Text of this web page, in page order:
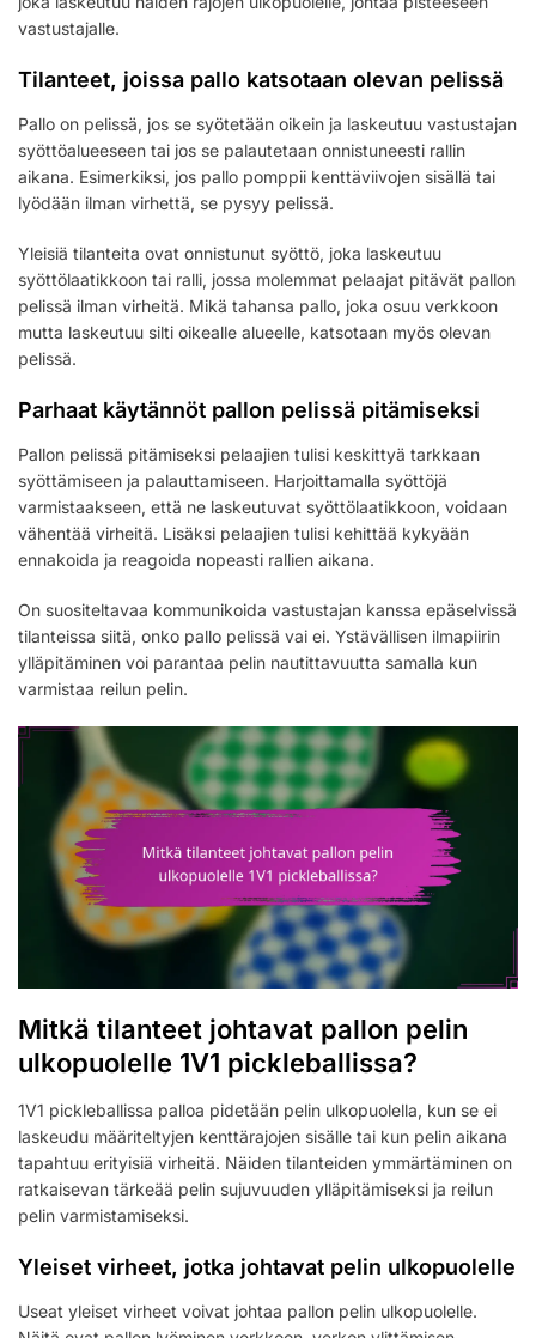
vastustajalle.
Tilanteet, joissa pallo katsotaan olevan pelissä
Pallo on pelissä, jos se syötetään oikein ja laskeutuu vastustajan
syöttöalueeseen tai jos se palautetaan onnistuneesti rallin
aikana. Esimerkiksi, jos pallo pomppii kenttäviivojen sisällä tai
lyödään ilman virhettä, se pysyy pelissä.
Yleisiä tilanteita ovat onnistunut syöttö, joka laskeutuu
syöttölaatikkoon tai ralli, jossa molemmat pelaajat pitävät pallon
pelissä ilman virheitä. Mikä tahansa pallo, joka osuu verkkoon
mutta laskeutuu silti oikealle alueelle, katsotaan myös olevan
pelissä.
Parhaat käytännöt pallon pelissä pitämiseksi
Pallon pelissä pitämiseksi pelaajien tulisi keskittyä tarkkaan
syöttämiseen ja palauttamiseen. Harjoittamalla syöttöjä
varmistaakseen, että ne laskeutuvat syöttölaatikkoon, voidaan
vähentää virheitä. Lisäksi pelaajien tulisi kehittää kykyään
ennakoida ja reagoida nopeasti rallien aikana.
On suositeltavaa kommunikoida vastustajan kanssa epäselvissä
tilanteissa siitä, onko pallo pelissä vai ei. Ystävällisen ilmapiirin
ylläpitäminen voi parantaa pelin nautittavuutta samalla kun
varmistaa reilun pelin.
Mitkä tilanteet johtavat pallon pelin
ulkopuolelle 1V1 pickleballissa?
1V1 pickleballissa palloa pidetään pelin ulkopuolella, kun se ei
laskeudu määriteltyjen kenttärajojen sisälle tai kun pelin aikana
tapahtuu erityisiä virheitä. Näiden tilanteiden ymmärtäminen on
ratkaisevan tärkeää pelin sujuvuuden ylläpitämiseksi ja reilun
pelin varmistamiseksi.
Yleiset virheet, jotka johtavat pelin ulkopuolelle
Useat yleiset virheet voivat johtaa pallon pelin ulkopuolelle.